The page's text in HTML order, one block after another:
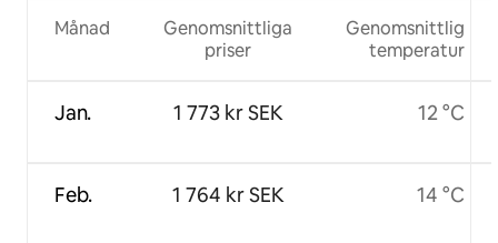
Månad
Jan.
Feb.
Genomsnittliga
priser
1 773 kr SEK
1 764 kr SEK
Genomsnittlig
temperatur
12 °C
14 °C